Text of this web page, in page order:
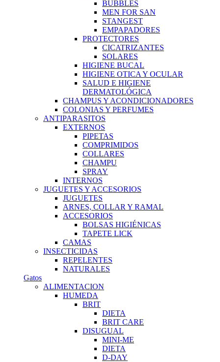
BUBBLES
MEN FOR SAN
STANGEST
EMPAPADORES
PROTECTORES
CICATRIZANTES
SOLARES
HIGIENE BUCAL
HIGIENE OTICA Y OCULAR
SALUD E HIGIENE
DERMATOLÓGICA
CHAMPUS Y ACONDICIONADORES
COLONIAS Y PERFUMES
ANTIPARASITOS
EXTERNOS
PIPETAS
COMPRIMIDOS
COLLARES
CHAMPU
SPRAY
INTERNOS
JUGUETES Y ACCESORIOS
JUGUETES
ARNES, COLLAR Y RAMAL
ACCESORIOS
BOLSAS HIGIÉNICAS
TAPETE LICK
CAMAS
INSECTICIDAS
REPELENTES
NATURALES
Gatos
ALIMENTACION
HUMEDA
BRIT
DIETA
BRIT CARE
DISUGUAL
MINI-ME
DIETA
D-DAY